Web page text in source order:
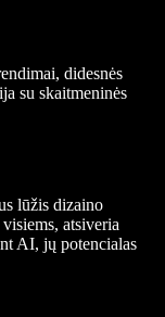
didesnės
su skaitmeninės
lūžis dizaino
atsiveria
AI, jų potencialas